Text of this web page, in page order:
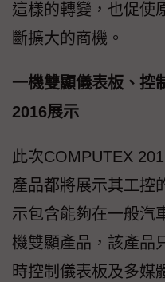
這樣的轉變，也促使
斷擴大的商機。
一機雙顯儀表板、控
2016展示
此次COMPUTEX
產品都將展示其工控
示包含能夠在一般汽
機雙顯產品，該產品
時控制儀表板及多媒